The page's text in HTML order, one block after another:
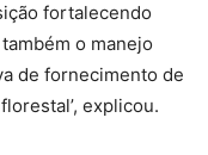
fortalecendo
o manejo
de fornecimento de
explicou.